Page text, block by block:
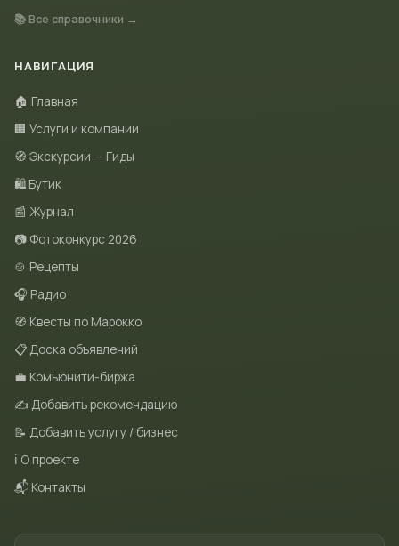
📚 Все справочники →
НАВИГАЦИЯ
🏠 Главная
🏢 Услуги и компании
🧭 Экскурсии – Гиды
🛍 Бутик
📰 Журнал
📷 Фотоконкурс 2026
🍲 Рецепты
🎧 Радио
🧭 Квесты по Марокко
📋 Доска объявлений
💼 Комьюнити-биржа
✍️ Добавить рекомендацию
📝 Добавить услугу / бизнес
ℹ️ О проекте
📬 Контакты